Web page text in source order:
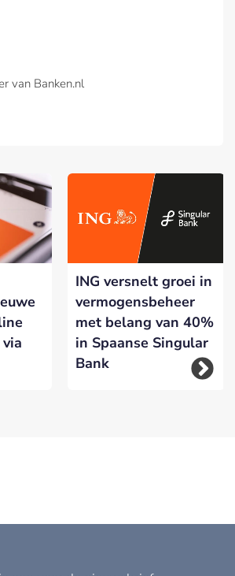
van Banken.nl
ING versnelt groei in
vermogensbeheer
met belang van 40%
in Spaanse Singular
Bank